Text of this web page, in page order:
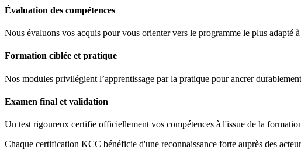
Évaluation des compétences
Nous évaluons vos acquis pour vous orienter vers le programme le plus adapté
Formation ciblée et pratique
Nos modules privilégient l’apprentissage par la pratique pour ancrer
Examen final et validation
Un test rigoureux certifie officiellement vos compétences à l'issue de la
Chaque certification KCC bénéficie d'une reconnaissance forte auprès des